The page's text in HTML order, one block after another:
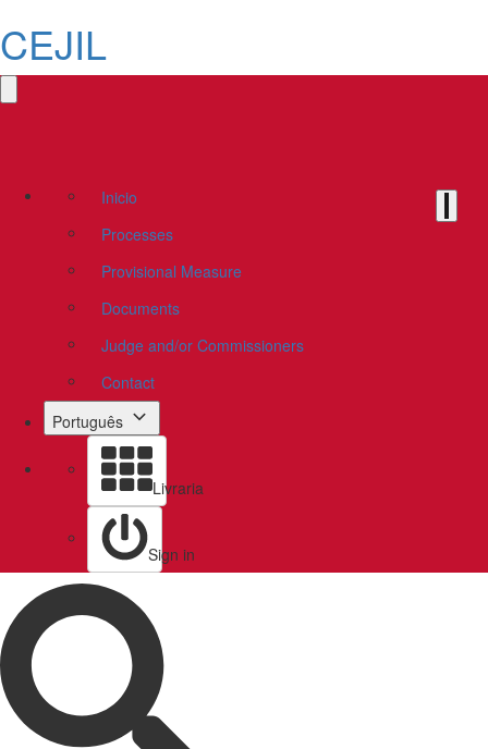
CEJIL
Inicio
Processes
Provisional Measure
Documents
Judge and/or Commissioners
Contact
Português
Livraria
Sign in